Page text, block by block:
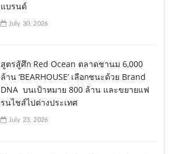
แบรนด์
July 30, 2026
สูตรสู้ศึก Red Ocean ตลาดชานม 6,000
ล้าน ‘BEARHOUSE’ เลือกชนะด้วย Brand
DNA บนเป้าหมาย 800 ล้าน และขยายแฟ
รนไชส์ไปต่างประเทศ
July 23, 2026